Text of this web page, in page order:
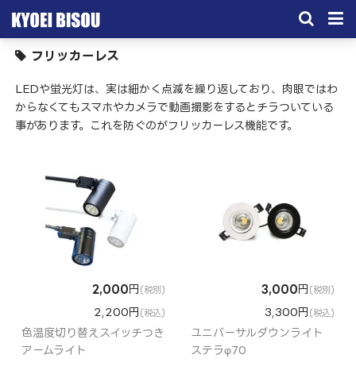
サービス
取引実績
会社概要
お問い合わせ
フリッカーレス
LEDや蛍光灯は、実は細かく点滅を繰り返しており、肉眼ではわ
からなくてもスマホやカメラで動画撮影をするとチラついている
事があります。これを防ぐのがフリッカーレス機能です。
2,000 円 (税別)
2,200円 (税込)
色温度切り替えスイッチつき
アームライト
3,000 円 (税別)
3,300円 (税込)
ユニバーサルダウンライト
ステラφ70